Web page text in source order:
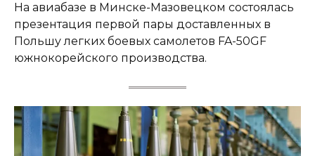
На авиабазе в Минске-Мазовецком состоялась
презентация первой пары доставленных в
Польшу легких боевых самолетов FA-50GF
южнокорейского производства.